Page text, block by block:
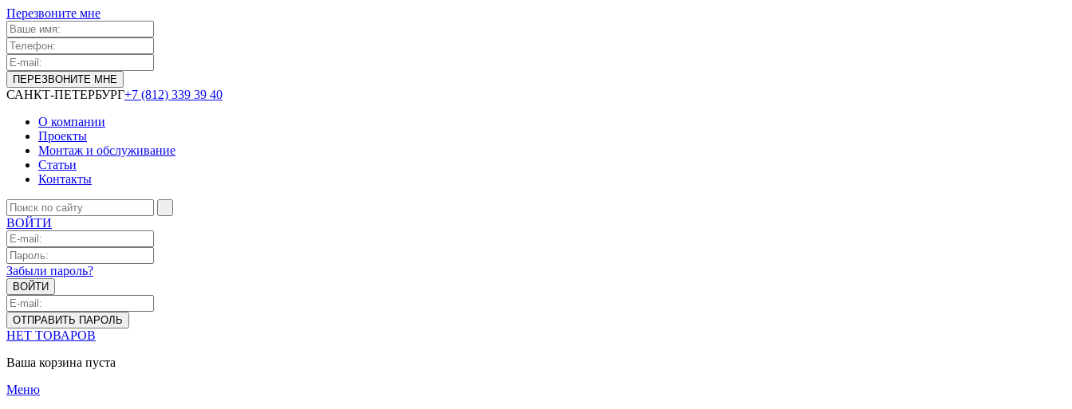
Перезвоните мне
САНКТ-ПЕТЕРБУРГ+7 (812) 339 39 40
О компании
Проекты
Монтаж и обслуживание
Статьи
Контакты
ВОЙТИ
Забыли пароль?
НЕТ ТОВАРОВ
Ваша корзина пуста
Меню